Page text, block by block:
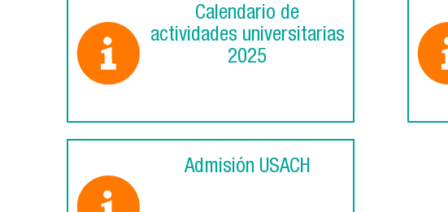
Calendario de
actividades universitarias
2025
Admisión USACH